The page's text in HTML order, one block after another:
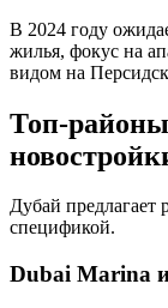
В 2024 году
жилья, фокус на
видом на
Топ-
Дубай предлагает
спецификой.
Dubai Marina